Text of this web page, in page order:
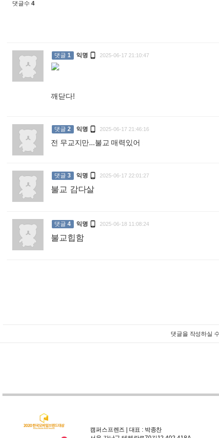
댓글수 4
댓글 1 익명  2025-06-17 21:10:47
깨닫다!
댓글 2 익명  2025-06-17 21:46:16
전 무교지만...불교 매력있어
댓글 3 익명  2025-06-17 22:01:27
불교 감다살
댓글 4 익명  2025-06-18 11:08:24
불교힙함
댓글을 작성하실
캠퍼스프렌즈 | 대표 : 박종찬